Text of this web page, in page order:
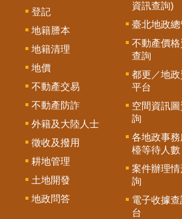
登記
地籍謄本
地籍清理
地價
不動產交易
不動產防詐
外籍及大陸人士
徵收及撥用
耕地管理
土地開發
地政問答
資訊查詢)
臺北地政總
不動產價
查詢
都更／地
平台
空間資訊圖
詢
各地政事
檯等待人數
案件辦理情
詢
電子收據
台